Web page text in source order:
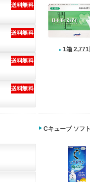
1箱 2,771
Cキューブ ソフ